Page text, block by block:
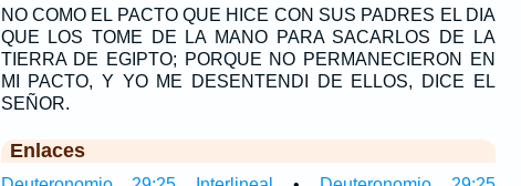
NO COMO EL PACTO QUE HICE CON SUS PADRES EL DIA
QUE LOS TOME DE LA MANO PARA SACARLOS DE LA
TIERRA DE EGIPTO; PORQUE NO PERMANECIERON EN
MI PACTO, Y YO ME DESENTENDI DE ELLOS, DICE EL
SEÑOR.
Enlaces